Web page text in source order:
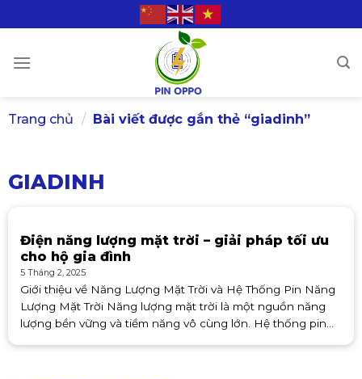
to
Trang chủ / Bài viết được gắn thẻ “giadinh”
GIADINH
Điện năng lượng mặt trời – giải pháp tối ưu
cho hộ gia đình
5 Tháng 2, 2025
Giới thiệu về Năng Lượng Mặt Trời và Hệ Thống Pin Năng
Lượng Mặt Trời Năng lượng mặt trời là một nguồn năng
lượng bền vững và tiềm năng vô cùng lớn. Hệ thống pin